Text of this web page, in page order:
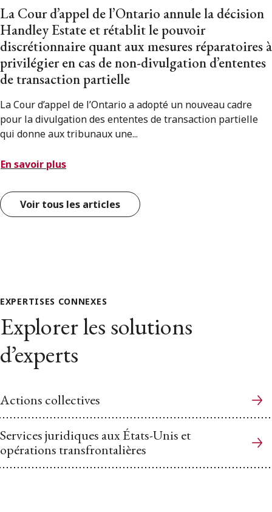
La Cour d’appel de l’Ontario annule la décision
Handley Estate et rétablit le pouvoir
discrétionnaire quant aux mesures réparatoires à
privilégier en cas de non-divulgation d’ententes
de transaction partielle
La Cour d’appel de l’Ontario a adopté un nouveau cadre
pour la divulgation des ententes de transaction partielle
qui donne aux tribunaux une...
En savoir plus
Voir tous les articles
EXPERTISES CONNEXES
Explorer les solutions
d’experts
Actions collectives
Services juridiques aux États-Unis et
opérations transfrontalières